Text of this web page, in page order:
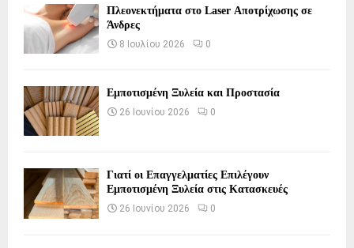
Πλεονεκτήματα στο Laser Αποτρίχωσης σε
Άνδρες
8 Ιουλίου 2026 0
Εμποτισμένη Ξυλεία και Προστασία
26 Ιουνίου 2026 0
Γιατί οι Επαγγελματίες Επιλέγουν
Εμποτισμένη Ξυλεία στις Κατασκευές
26 Ιουνίου 2026 0